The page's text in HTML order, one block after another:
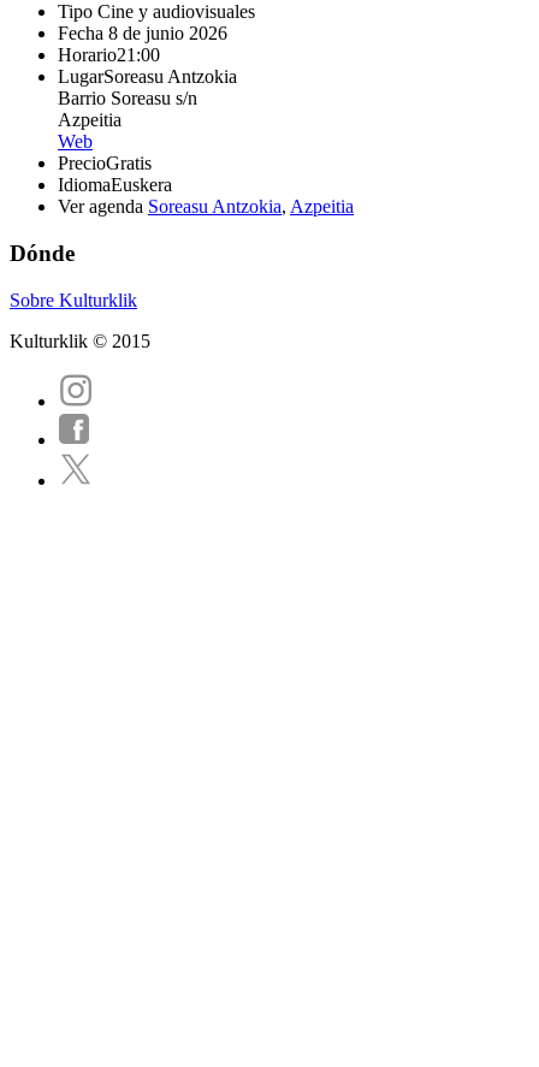
Tipo Cine y audiovisuales
Fecha 8 de junio 2026
Horario21:00
LugarSoreasu Antzokia
Barrio Soreasu s/n
Azpeitia
Web
PrecioGratis
IdiomaEuskera
Ver agenda Soreasu Antzokia, Azpeitia
Dónde
Sobre Kulturklik
Kulturklik © 2015